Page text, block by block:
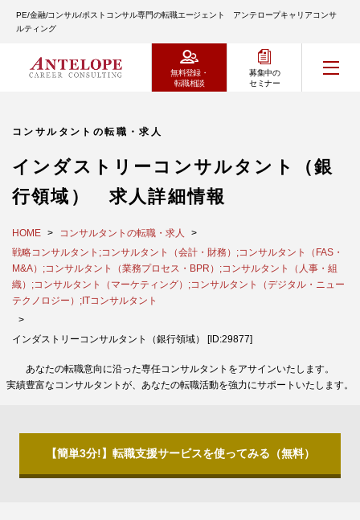
PE/金融/コンサル/ポストコンサル専門の転職エージェント アンテロープキャリアコンサ
ルティング
無料登録・
転職相談
募集中の
セミナー
コンサルタントの転職・求人
インダストリーコンサルタント（銀
行領域） 求人詳細情報
HOME
コンサルタントの転職・求人
戦略コンサルタント;コンサルタント（会計・財務）;コンサルタント（FAS・
M&A）;コンサルタント（業務プロセス・BPR）;コンサルタント（人事・組
織）;コンサルタント（マーケティング）;コンサルタント（デジタル・ニュー
テクノロジー）;ITコンサルタント
インダストリーコンサルタント（銀行領域） [ID:29877]
あなたの転職意向に沿った専任コンサルタントをアサインいたします。
実績豊富なコンサルタントが、あなたの転職活動を強力にサポートいたします。
【簡単3分!】転職支援サービスを使ってみる（無料）